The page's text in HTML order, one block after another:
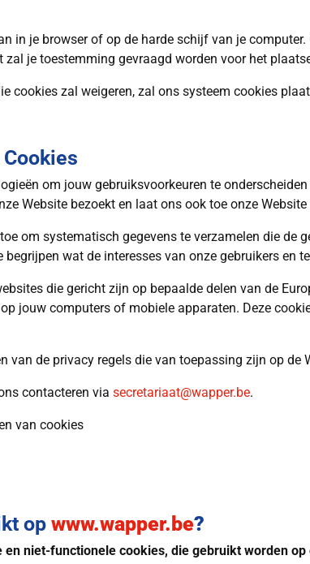
in je browser of op de harde schijf van je
je toestemming gevraagd worden voor het
cookies zal weigeren, zal ons systeem cookies
om jouw gebruiksvoorkeuren te
Website bezoekt en laat ons ook toe onze
om systematisch gegevens te verzamelen die de
wat de interesses van onze gebruikers en
die gericht zijn op bepaalde delen van de
jouw computers of mobiele apparaten. Deze
van de privacy regels die van toepassing zijn op de
contacteren via secretariaat@wapper.be.
van cookies
op www.wapper.be?
niet-functionele cookies, die gebruikt worden op